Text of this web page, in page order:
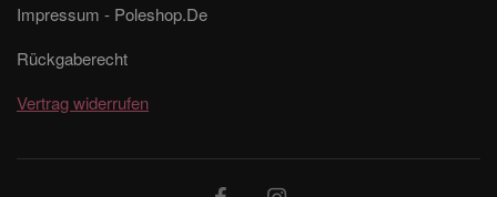
Impressum - Poleshop.De
Rückgaberecht
Vertrag widerrufen